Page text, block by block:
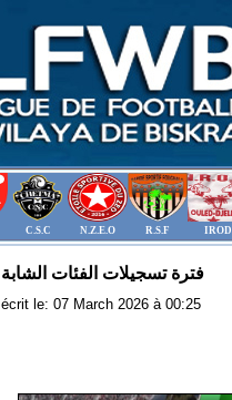
C.S.C N.Z.E.O R.S.F IROD
فترة تسجيلات الفئات الشابة
écrit le: 07 March 2026 à 00:25